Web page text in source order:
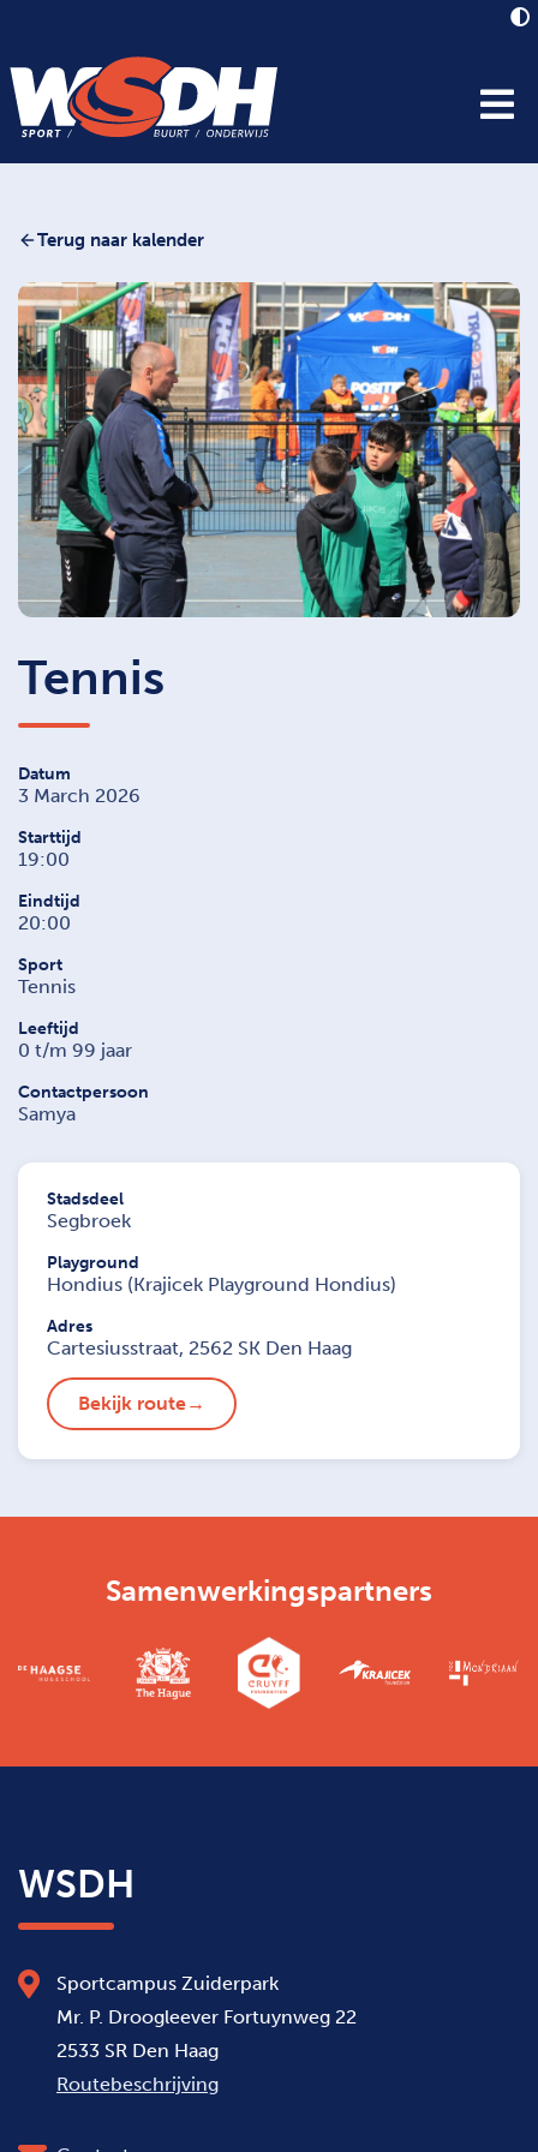
Terug naar kalender
Tennis
Datum
3 March 2026
Starttijd
19:00
Eindtijd
20:00
Sport
Tennis
Leeftijd
0 t/m 99 jaar
Contactpersoon
Samya
Stadsdeel
Segbroek
Playground
Hondius (Krajicek Playground Hondius)
Adres
Cartesiusstraat, 2562 SK Den Haag
Bekijk route
Samenwerkingspartners
WSDH
Sportcampus Zuiderpark
Mr. P. Droogleever Fortuynweg 22
2533 SR Den Haag
Routebeschrijving